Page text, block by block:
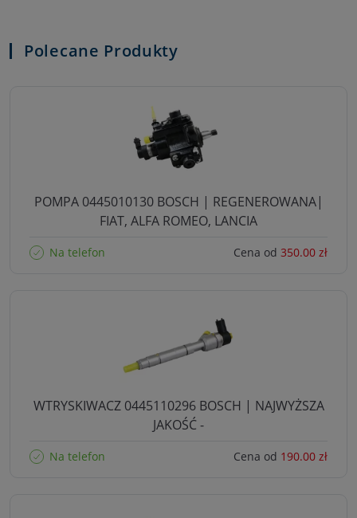
Polecane Produkty
POMPA 0445010130 BOSCH | REGENEROWANA|
FIAT, ALFA ROMEO, LANCIA
Na telefon Cena od 350.00 zł
WTRYSKIWACZ 0445110296 BOSCH | NAJWYŻSZA
JAKOŚĆ -
Na telefon Cena od 190.00 zł